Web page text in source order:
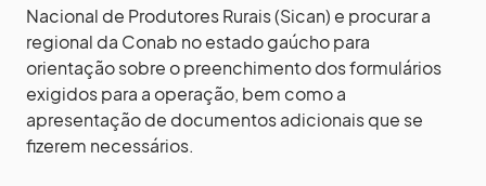
Nacional de Produtores Rurais (Sican) e procurar a
regional da Conab no estado gaúcho para
orientação sobre o preenchimento dos formulários
exigidos para a operação, bem como a
apresentação de documentos adicionais que se
fizerem necessários.